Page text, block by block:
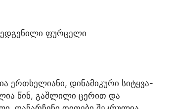
ფურცელი
ერთხელიანი, დინამიკური სიტყვა-
წინ, გაშლილი ცერით და